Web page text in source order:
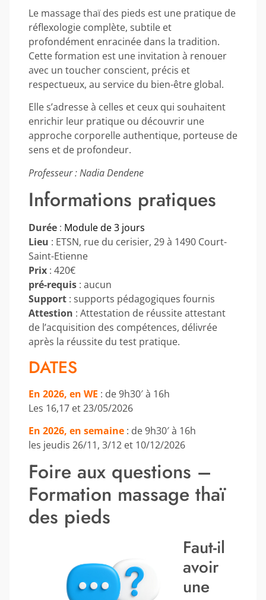
Le massage thaï des pieds est une pratique de
réflexologie complète, subtile et
profondément enracinée dans la tradition.
Cette formation est une invitation à renouer
avec un toucher conscient, précis et
respectueux, au service du bien-être global.
Elle s’adresse à celles et ceux qui souhaitent
enrichir leur pratique ou découvrir une
approche corporelle authentique, porteuse de
sens et de profondeur.
Professeur : Nadia Dendene
Informations pratiques
Durée : Module de 3 jours
Lieu : ETSN, rue du cerisier, 29 à 1490 Court-
Saint-Etienne
Prix : 420€
pré-requis : aucun
Support : supports pédagogiques fournis
Attestion : Attestation de réussite attestant
de l’acquisition des compétences, délivrée
après la réussite du test pratique.
DATES
En 2026, en WE : de 9h30′ à 16h
Les 16,17 et 23/05/2026
En 2026, en semaine : de 9h30′ à 16h
les jeudis 26/11, 3/12 et 10/12/2026
Foire aux questions –
Formation massage thaï
des pieds
Faut-il
avoir
une